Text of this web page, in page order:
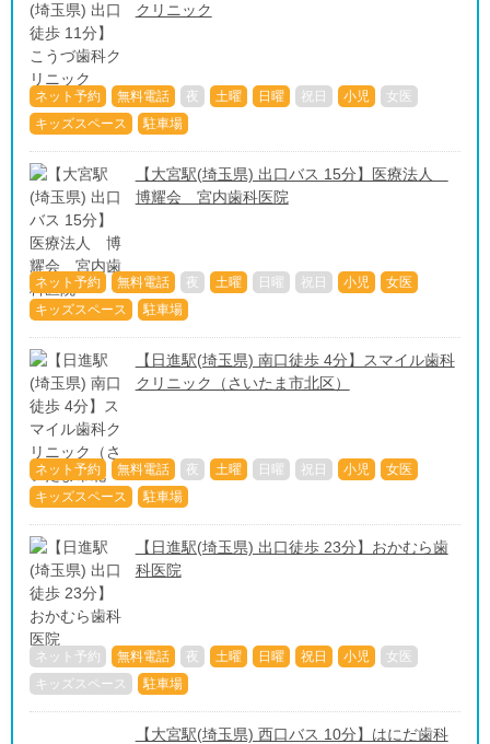
クリニック
ネット予約 無料電話 夜 土曜 日曜 祝日 小児
女医
キッズスペース
駐車場
【大宮駅(埼玉県) 出口バス 15分】医療法人
博耀会 宮内歯科医院
ネット予約 無料電話 夜 土曜 日曜 祝日 小児
女医
キッズスペース
駐車場
【日進駅(埼玉県) 南口徒歩 4分】スマイル歯科
クリニック（さいたま市北区）
ネット予約 無料電話 夜 土曜 日曜 祝日 小児
女医
キッズスペース
駐車場
【日進駅(埼玉県) 出口徒歩 23分】おかむら歯
科医院
ネット予約 無料電話 夜 土曜 日曜 祝日 小児
女医
キッズスペース
駐車場
【大宮駅(埼玉県) 西口バス 10分】はにだ歯科